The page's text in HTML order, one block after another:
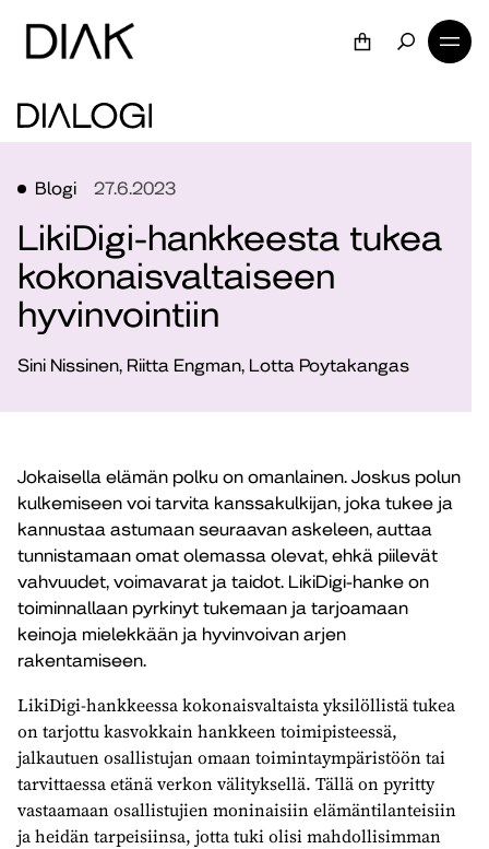
Blogi 27.6.2023
LikiDigi-hankkeesta tukea
kokonaisvaltaiseen
hyvinvointiin
Sini Nissinen, Riitta Engman, Lotta Poytakangas
Jokaisella elämän polku on omanlainen. Joskus polun
kulkemiseen voi tarvita kanssakulkijan, joka tukee ja
kannustaa astumaan seuraavan askeleen, auttaa
tunnistamaan omat olemassa olevat, ehkä piilevät
vahvuudet, voimavarat ja taidot. LikiDigi-hanke on
toiminnallaan pyrkinyt tukemaan ja tarjoamaan
keinoja mielekkään ja hyvinvoivan arjen
rakentamiseen.
LikiDigi-hankkeessa kokonaisvaltaista yksilöllistä tukea
on tarjottu kasvokkain hankkeen toimipisteessä,
jalkautuen osallistujan omaan toimintaympäristöön tai
tarvittaessa etänä verkon välityksellä. Tällä on pyritty
vastaamaan osallistujien moninaisiin elämäntilanteisiin
ja heidän tarpeisiinsa, jotta tuki olisi mahdollisimman